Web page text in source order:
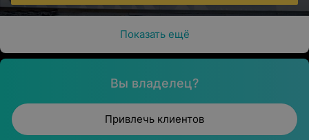
Показать ещё
Вы владелец?
Привлечь клиентов